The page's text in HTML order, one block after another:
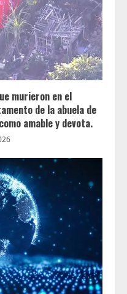
murieron en el
de la abuela de
amable y devota.